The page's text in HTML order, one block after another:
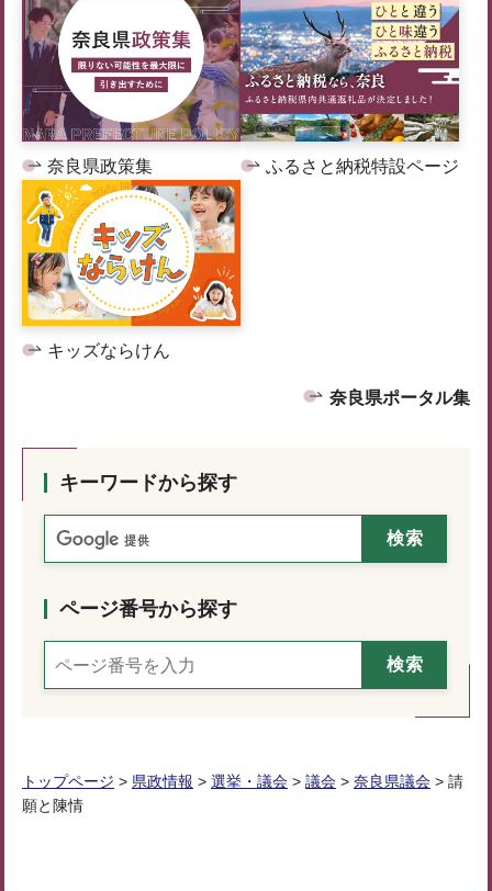
奈良県政策集 ふるさと納税特設ページ
キッズならけん
奈良県ポータル集
キーワードから探す
ページ番号から探す
トップページ > 県政情報 > 選挙・議会 > 議会 > 奈良県議会 > 請
願と陳情